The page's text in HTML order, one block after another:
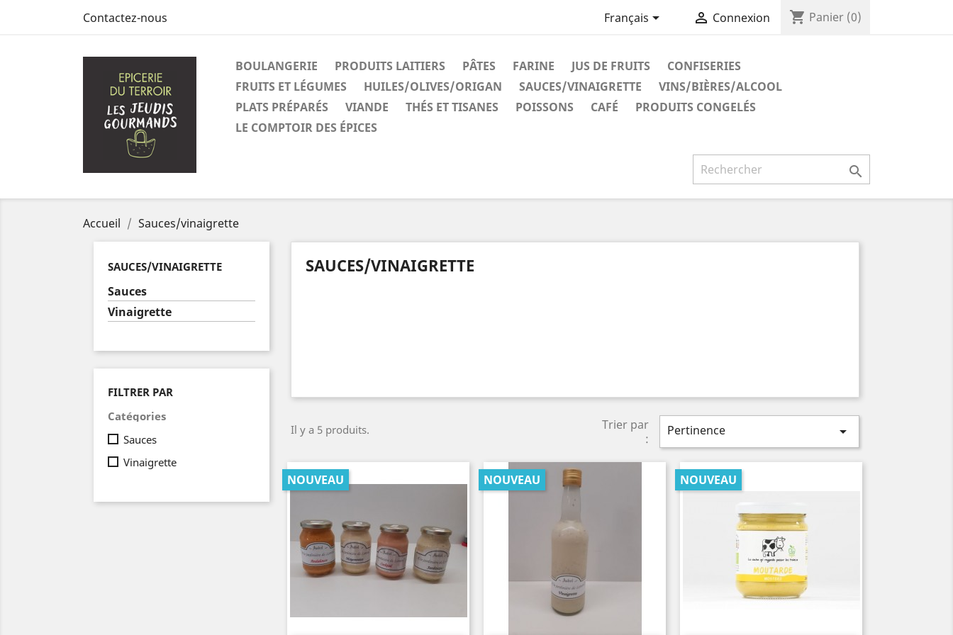
Contactez-nous Français  Connexion shopping_cart Panier (0)
BOULANGERIE PRODUITS LAITIERS PÂTES FARINE JUS DE FRUITS
CONFISERIES
FRUITS ET LÉGUMES
HUILES/OLIVES/ORIGAN SAUCES/VINAIGRETTE
VINS/BIÈRES/ALCOOL
PLATS PRÉPARÉS
VIANDE THÉS ET TISANES POISSONS CAFÉ
PRODUITS CONGELÉS
LE COMPTOIR DES ÉPICES

Accueil Sauces/vinaigrette
SAUCES/VINAIGRETTE
Sauces
Vinaigrette
FILTRER PAR
Catégories
Sauces
Vinaigrette
SAUCES/VINAIGRETTE
Il y a 5 produits.
Trier par
:
Pertinence 
NOUVEAU NOUVEAU NOUVEAU